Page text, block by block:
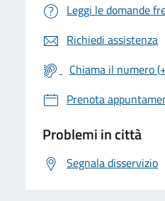
Leggi le domande
Richiedi assistenza
Chiama il numero
Prenota
Problemi in città
Segnala disservizio